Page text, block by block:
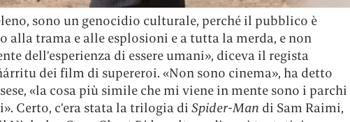
sono un genocidio culturale, perché il pubblico è
alla trama e alle esplosioni e a tutta la merda, e non
dell’esperienza di essere umani», diceva il regista
dei film di supereroi. «Non sono cinema», ha detto
«la cosa più simile che mi viene in mente sono i parchi
Certo, c’era stata la trilogia di Spider-Man di Sam Raimi,